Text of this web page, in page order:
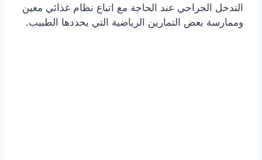
التدخل الجراحي عند الحاجة مع اتباع نظام غذائي معين
وممارسة بعض التمارين الرياضية التي يحددها الطبيب.